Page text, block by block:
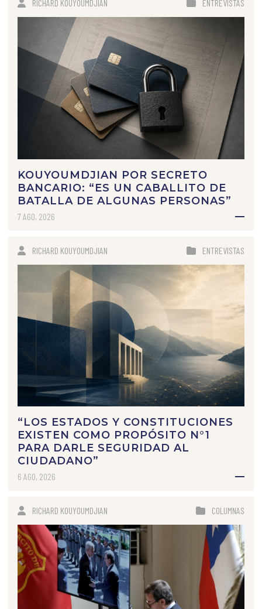
RICHARD KOUYOUMDJIAN ENTREVISTAS
KOUYOUMDJIAN POR SECRETO
BANCARIO: “ES UN CABALLITO DE
BATALLA DE ALGUNAS PERSONAS”
7 AGO, 2026
RICHARD KOUYOUMDJIAN ENTREVISTAS
“LOS ESTADOS Y CONSTITUCIONES
EXISTEN COMO PROPÓSITO N°1
PARA DARLE SEGURIDAD AL
CIUDADANO”
6 AGO, 2026
RICHARD KOUYOUMDJIAN COLUMNAS